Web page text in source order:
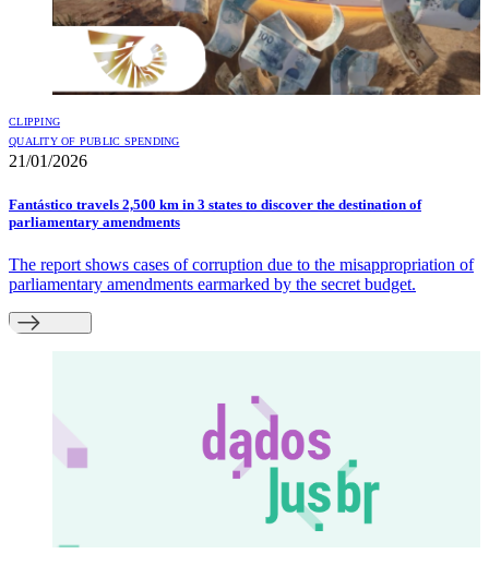
CLIPPING
QUALITY OF PUBLIC SPENDING
21/01/2026
Fantástico travels 2,500 km in 3 states to discover the destination of
parliamentary amendments
The report shows cases of corruption due to the misappropriation of
parliamentary amendments earmarked by the secret budget.